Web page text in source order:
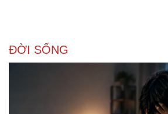
ĐỜI SỐNG